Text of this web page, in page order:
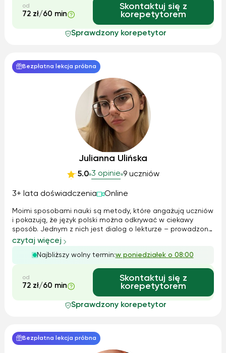
od
72 zł/60 min
Skontaktuj się z
korepetytorem
Sprawdzony korepetytor
Bezpłatna lekcja próbna
Julianna Ulińska
5.0 3 opinie 9 uczniów
3+ lata doświadczenia Online
Moimi sposobami nauki są metody, które angażują uczniów
i pokazują, że język polski można odkrywać w ciekawy
sposób. Jednym z nich jest dialog o lekturze – prowadzony
przeze mnie w taki sposób, aby uczniowie sami dochodzili
do zrozumienia problematyki utworu, zamiast tylko
zapamiętywać gotowe interp...
czytaj więcej
Najbliższy wolny termin:w poniedziałek o 08:00
od
72 zł/60 min
Skontaktuj się z
korepetytorem
Sprawdzony korepetytor
Bezpłatna lekcja próbna